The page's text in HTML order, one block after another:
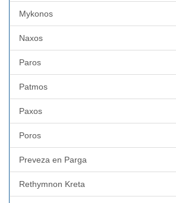
Mykonos
Naxos
Paros
Patmos
Paxos
Poros
Preveza en Parga
Rethymnon Kreta